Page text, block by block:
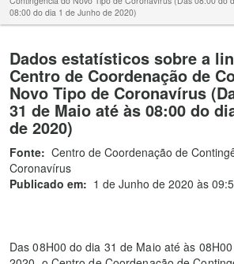
08:00 do dia 1 de Junho de 2020)
Dados estatísticos sobre a
Centro de Coordenação de
Novo Tipo de Coronavírus
31 de Maio até às 08:00 do
de 2020)
Fonte: Centro de Coordenação de
Coronavírus
Publicado em: 1 de Junho de 2020 às
Das 08H00 do dia 31 de Maio até às